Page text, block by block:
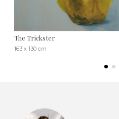
The Trickster
163 x 130 cm